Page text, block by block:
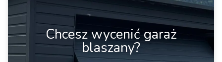
Chcesz wycenić garaż
blaszany?